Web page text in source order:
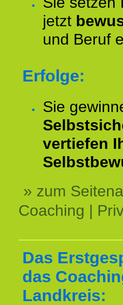
jetzt
und Beruf
Erfolge:
Sie
vertiefen
» zum
Coaching |
Das
das
Landkreis: